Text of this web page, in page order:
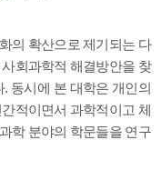
의 확산으로 제기되는 다
회과학적 해결방안을 찾
동시에 본 대학은 개인의
적이면서 과학적이고 체
학 분야의 학문들을 연구